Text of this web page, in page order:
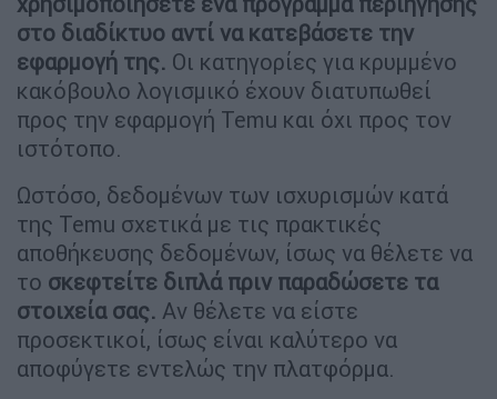
στο διαδίκτυο αντί να κατεβάσετε την
εφαρμογή της. Οι κατηγορίες για κρυμμένο
κακόβουλο λογισμικό έχουν διατυπωθεί
προς την εφαρμογή Temu και όχι προς τον
ιστότοπο.
Ωστόσο, δεδομένων των ισχυρισμών κατά
της Temu σχετικά με τις πρακτικές
αποθήκευσης δεδομένων, ίσως να θέλετε να
το σκεφτείτε διπλά πριν παραδώσετε τα
στοιχεία σας. Αν θέλετε να είστε
προσεκτικοί, ίσως είναι καλύτερο να
αποφύγετε εντελώς την πλατφόρμα.